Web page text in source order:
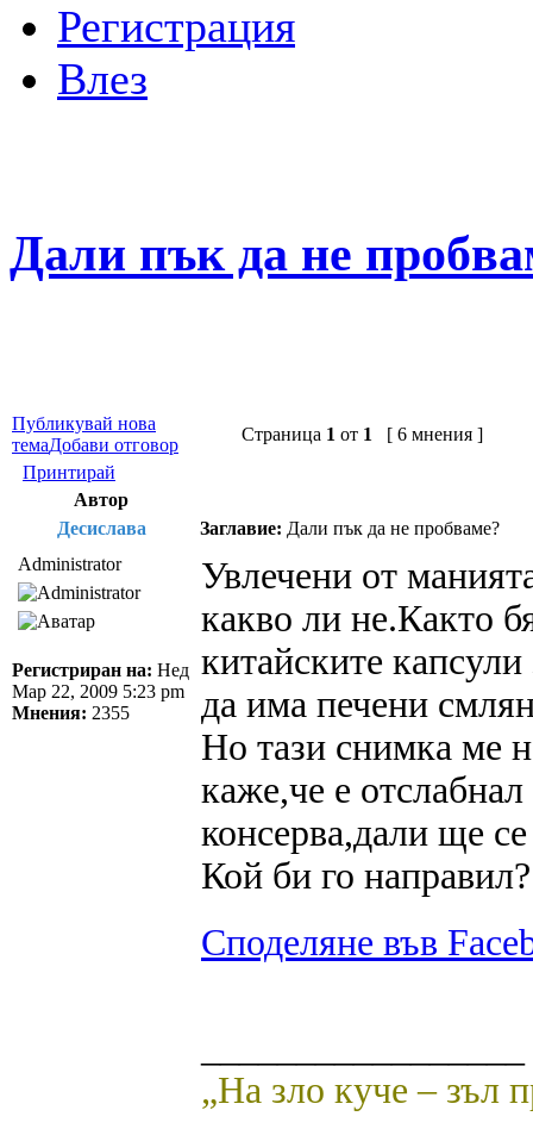
Регистрация
Влез
Дали пък да не
Публикувай нова
темаДобави отговор
Страница 1 от 1
[ 6 мнения ]
Принтирай
Автор
Десислава
Заглавие: Дали пък да не пробваме?
Administrator
Регистриран на: Нед
Мар 22, 2009 5:23 pm
Мнения: 2355
Увлечени от
какво ли не.Както
китайските
да има печени
Но тази снимка ме
каже,че е
консерва,дали ще
Кой би го направил?
Споделяне във
„На зло куче – зъл